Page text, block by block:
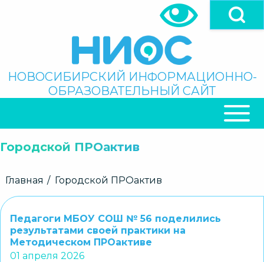
Поиск
НОВОСИБИРСКИЙ ИНФОРМАЦИОННО-
ОБРАЗОВАТЕЛЬНЫЙ САЙТ
НАВИГАЦИЯ
Городской ПРОактив
Строка
Главная Городской ПРОактив
Педагоги МБОУ СОШ № 56 поделились
результатами своей практики на
Методическом ПРОактиве
01 апреля 2026